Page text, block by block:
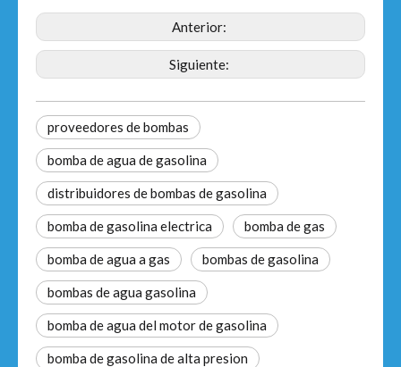
Anterior:
Siguiente:
proveedores de bombas
bomba de agua de gasolina
distribuidores de bombas de gasolina
bomba de gasolina electrica bomba de gas
bomba de agua a gas bombas de gasolina
bombas de agua gasolina
bomba de agua del motor de gasolina
bomba de gasolina de alta presion